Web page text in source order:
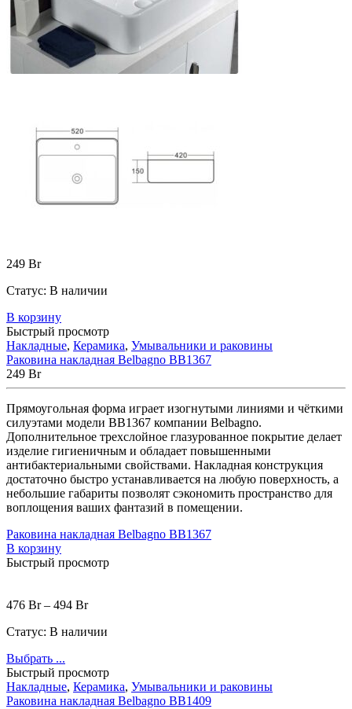
249 Br
Статус: В наличии
В корзину
Быстрый просмотр
Накладные, Керамика, Умывальники и раковины
Раковина накладная Belbagno BB1367
249 Br
Прямоугольная форма играет изогнутыми линиями и чёткими
силуэтами модели ВВ1367 компании Belbagno.
Дополнительное трехслойное глазурованное покрытие делает
изделие гигиеничным и обладает повышенными
антибактериальными свойствами. Накладная конструкция
достаточно быстро устанавливается на любую поверхность, а
небольшие габариты позволят сэкономить пространство для
воплощения ваших фантазий в помещении.
Раковина накладная Belbagno BB1367
В корзину
Быстрый просмотр
476 Br– 494 Br
Статус: В наличии
Выбрать ...
Быстрый просмотр
Накладные, Керамика, Умывальники и раковины
Раковина накладная Belbagno BB1409